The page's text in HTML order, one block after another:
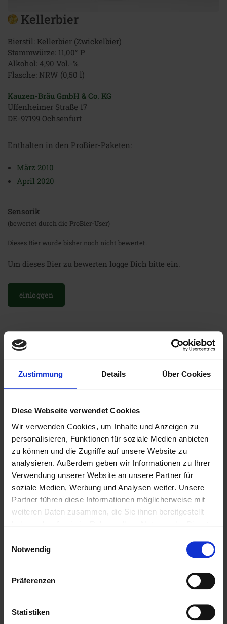
Zustimmung Details Über Cookies
Diese Webseite verwendet Cookies
Wir verwenden Cookies, um Inhalte und Anzeigen zu
personalisieren, Funktionen für soziale Medien anbieten
zu können und die Zugriffe auf unsere Website zu
analysieren. Außerdem geben wir Informationen zu Ihrer
Verwendung unserer Website an unsere Partner für
soziale Medien, Werbung und Analysen weiter. Unsere
Partner führen diese Informationen möglicherweise mit
weiteren Daten zusammen, die Sie ihnen bereitgestellt
Notwendig
Präferenzen
Statistiken
Kellerbier
Bierstil: Kellerbier (Zwickelbier)
Stammwürze: 11,00° P
Alkohol: 4,90 Vol.-%
Flasche: NRW (0,50 l)
Kauzen-Bräu GmbH & Co. KG
Uffenheimer Straße 17
DE-97199 Ochsenfurt
Enthalten in den ProBier-Paketen:
März 2010
April 2020
Sensorik
(bewertet durch die ProBier-User)
Dieses Bier wurde bisher noch nicht bewertet.
Um dieses Bier zu bewerten logge Dich bitte ein.
einloggen
Weitere Biere der Brauerei
Weitere Biere des Bierstils
Kellerbier (Zwickelbier)